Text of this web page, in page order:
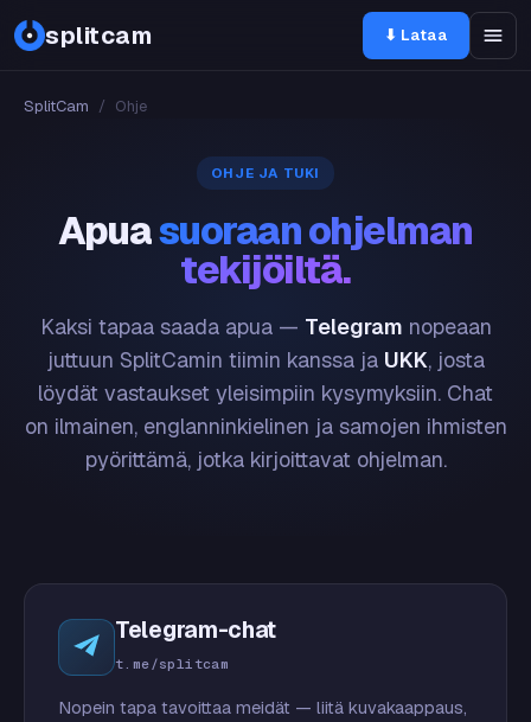
splitcam ⬇ Lataa
SplitCam / Ohje
OHJE JA TUKI
Apuasuoraan ohjelman
tekijöiltä.
Kaksi tapaa saada apua — Telegram nopeaan
juttuun SplitCamin tiimin kanssa ja UKK, josta
löydät vastaukset yleisimpiin kysymyksiin. Chat
on ilmainen, englanninkielinen ja samojen ihmisten
pyörittämä, jotka kirjoittavat ohjelman.
Telegram-chat
t.me/splitcam
Nopein tapa tavoittaa meidät — liitä kuvakaappaus,